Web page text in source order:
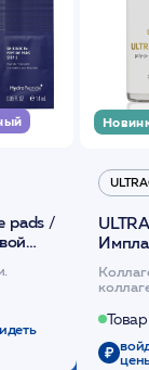
pads /
/